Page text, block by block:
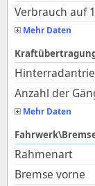
Verbrauch auf
Mehr Daten
Anzahl der
Mehr Daten
Rahmenart
Bremse vorne